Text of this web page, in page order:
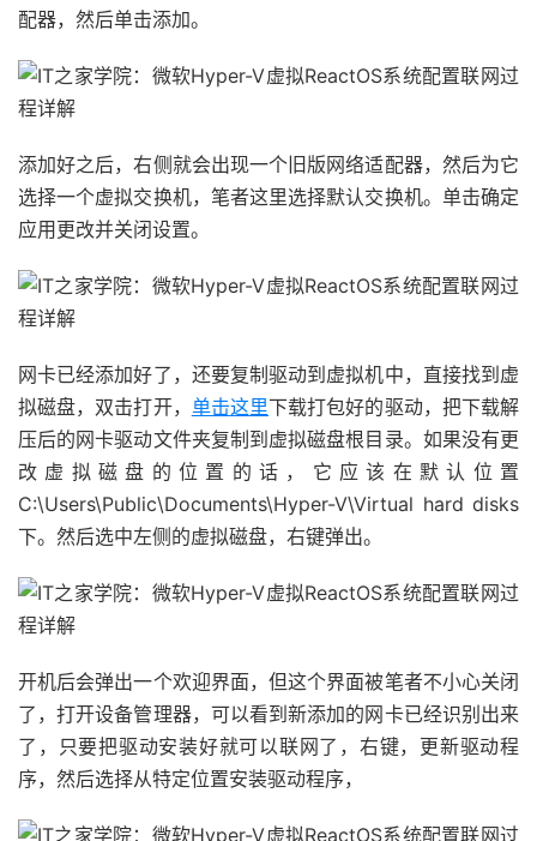
配器，然后单击添加。
添加好之后，右侧就会出现一个旧版网络适配器，然后为它
选择一个虚拟交换机，笔者这里选择默认交换机。单击确定
应用更改并关闭设置。
网卡已经添加好了，还要复制驱动到虚拟机中，直接找到虚
拟磁盘，双击打开， 单击这里下载打包好的驱动，把下载解
压后的网卡驱动文件夹复制到虚拟磁盘根目录。如果没有更
改虚拟磁盘的位置的话，它应该在默认位置
C:\Users\Public\Documents\Hyper-V\Virtual hard disks
下。然后选中左侧的虚拟磁盘，右键弹出。
开机后会弹出一个欢迎界面，但这个界面被笔者不小心关闭
了，打开设备管理器，可以看到新添加的网卡已经识别出来
了，只要把驱动安装好就可以联网了，右键，更新驱动程
序，然后选择从特定位置安装驱动程序，